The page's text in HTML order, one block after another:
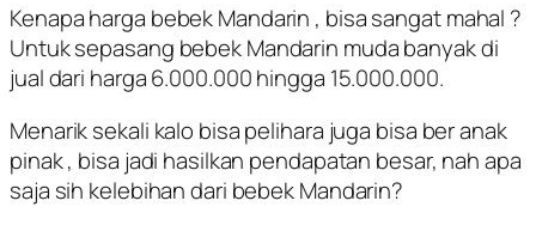
Kenapa harga bebek Mandarin , bisa sangat mahal ?
Untuk sepasang bebek Mandarin muda banyak di
jual dari harga 6.000.000 hingga 15.000.000.
Menarik sekali kalo bisa pelihara juga bisa ber anak
pinak , bisa jadi hasilkan pendapatan besar, nah apa
saja sih kelebihan dari bebek Mandarin?